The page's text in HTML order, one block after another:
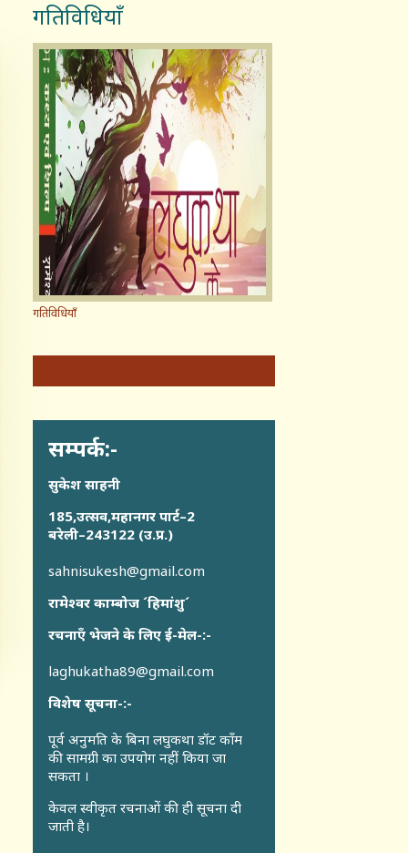
गतिविधियाँ
गतिविधियाँ
सम्पर्क:-
सुकेश साहनी
185,उत्सव,महानगर पार्ट–2
बरेली–243122 (उ.प्र.)
sahnisukesh@gmail.com
रामेश्वर काम्बोज ´हिमांशु´
रचनाएँ भेजने के लिए ई-मेल-:-
laghukatha89@gmail.com
विशेष सूचना-:-
पूर्व अनुमति के बिना लघुकथा डॉट कॉंम
की सामग्री का उपयोग नहीं किया जा
सकता ।
केवल स्वीकृत रचनाओं की ही सूचना दी
जाती है।